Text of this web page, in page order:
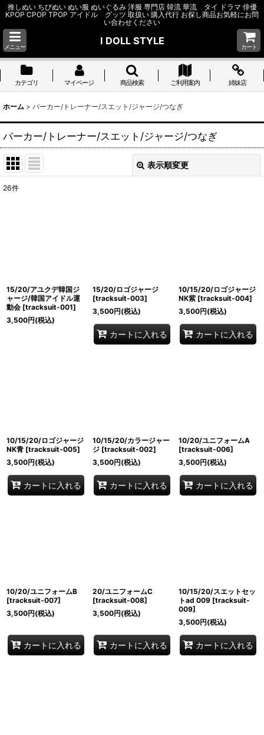
推しぬい ちびぬい ぬい服 ぬいぐるみ 洋服 専門店 韓流 華流 タイ ドラマ 俳優
KPOP CPOP TPOP アイドル グッツ 取扱い 購入代行 お探し商品お気軽にお問
い合わせください
メニュー
I DOLL STYLE
カート
カテゴリ マイページ 商品検索 ご利用案内 姉妹店
ホーム > パーカー/トレーナー/スエット/ジャージ/つなぎ
パーカー/トレーナー/スエット/ジャージ/つなぎ
表示順変更
26件
15/20/アユクデ韓国ジ
ャージ/韓国アイドル運
動会 [tracksuit-001]
3,500円(税込)
15/20/ロゴジャージ
[tracksuit-003]
3,500円(税込)
カートに入れる
10/15/20/ロゴジャージ
NK紫 [tracksuit-004]
3,500円(税込)
カートに入れる
10/15/20/ロゴジャージ
NK青 [tracksuit-005]
3,500円(税込)
カートに入れる
10/15/20/カラージャー
ジ [tracksuit-002]
3,500円(税込)
カートに入れる
10/20/ユニフォームA
[tracksuit-006]
3,500円(税込)
カートに入れる
10/20/ユニフォームB
[tracksuit-007]
3,500円(税込)
カートに入れる
20/ユニフォームC
[tracksuit-008]
3,500円(税込)
カートに入れる
10/15/20/スエットセッ
トad 009 [tracksuit-
009]
3,500円(税込)
カートに入れる